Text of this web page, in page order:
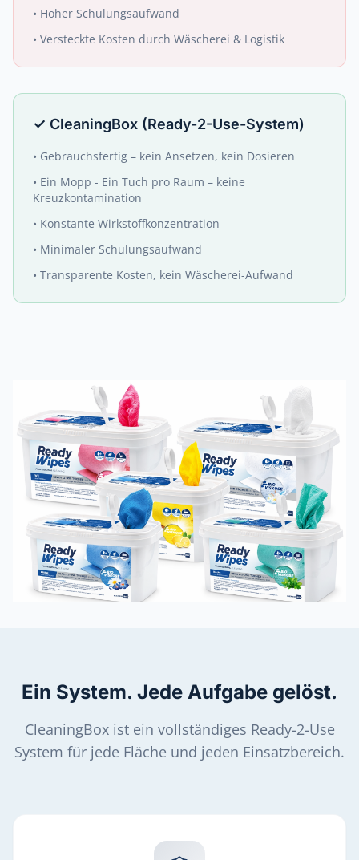
• Hoher Schulungsaufwand
• Versteckte Kosten durch Wäscherei & Logistik
✓ CleaningBox (Ready-2-Use-System)
• Gebrauchsfertig – kein Ansetzen, kein Dosieren
• Ein Mopp - Ein Tuch pro Raum – keine
Kreuzkontamination
• Konstante Wirkstoffkonzentration
• Minimaler Schulungsaufwand
• Transparente Kosten, kein Wäscherei-Aufwand
Ein System. Jede Aufgabe gelöst.
CleaningBox ist ein vollständiges Ready-2-Use
System für jede Fläche und jeden Einsatzbereich.